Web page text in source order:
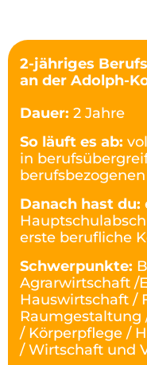
2-jähriges
an der Adolph-
Dauer: 2 Jahre
So läuft es ab:
in
Danach hast du:
erste berufliche
Schwerpunkte:
Agrarwirtschaft /
Hauswirtschaft /
Raumgestaltung
/ Körperpflege /
/ Wirtschaft und